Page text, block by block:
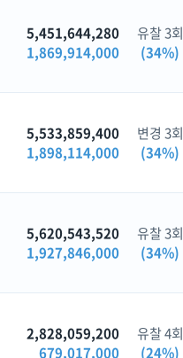
5,451,644,280
1,869,914,000
유찰 3회
(34%)
5,533,859,400
1,898,114,000
변경 3회
(34%)
5,620,543,520
1,927,846,000
유찰 3회
(34%)
2,828,059,200
679,017,000
유찰 4회
(24%)